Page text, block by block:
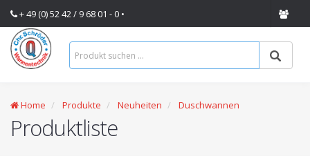
+ 49 (0) 52 42 / 9 68 01 - 0 •
Home Produkte Neuheiten Duschwannen
Produktliste